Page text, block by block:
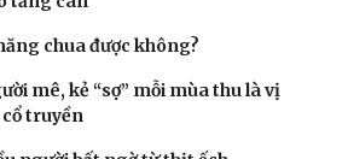
chua được không?
mê, kẻ “sợ” mỗi mùa thu là vị
truyền